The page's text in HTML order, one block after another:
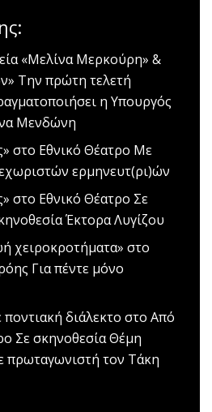
«Μελίνα Μερκούρη» &
Την πρώτη τελετή
η Υπουργός
Μενδώνη
στο Εθνικό Θέατρο Με
ερμηνευτ(ρι)ών
στο Εθνικό Θέατρο Σε
Έκτορα Λυγίζου
χειροκροτήματα» στο
Για πέντε μόνο
ποντιακή διάλεκτο στο Από
Σε σκηνοθεσία Θέμη
πρωταγωνιστή τον Τάκη